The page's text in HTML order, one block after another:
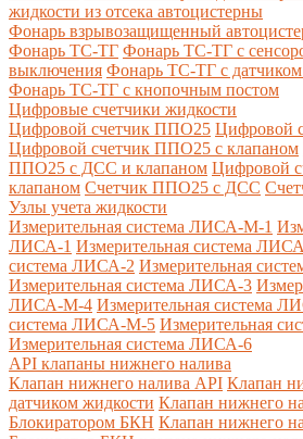
жидкости из отсека автоцистерны
Фонарь взрывозащищенный
Фонарь ТС-ТГ Фонарь ТС-ТГ с
выключения Фонарь ТС-ТГ с
Фонарь ТС-ТГ с кнопочным постом
Цифровые счетчики жидкости
Цифровой счетчик ППО25 Цифровой
Цифровой счетчик ППО25 с клапаном
ППО25 с ДСС и клапаном Цифровой
клапаном Счетчик ППО25 с ДСС
Узлы учета жидкости
Измерительная система ЛИСА-М-1
ЛИСА-1 Измерительная система
система ЛИСА-2 Измерительная
Измерительная система ЛИСА-3
ЛИСА-М-4 Измерительная система
система ЛИСА-М-5 Измерительная
Измерительная система ЛИСА-6
API клапаны нижнего налива
Клапан нижнего налива API Клапан
датчиком жидкости Клапан нижнего
Блокиратором БКН Клапан нижнего